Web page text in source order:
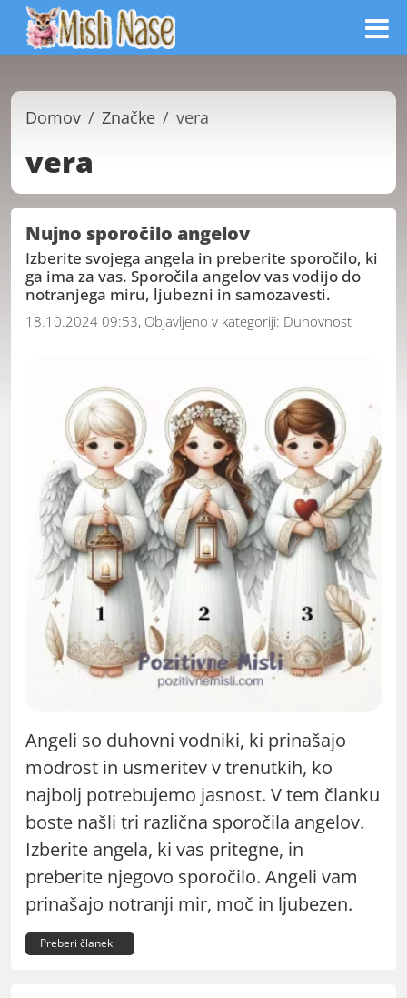
Domov Značke vera
vera
Nujno sporočilo angelov
Izberite svojega angela in preberite sporočilo, ki
ga ima za vas. Sporočila angelov vas vodijo do
notranjega miru, ljubezni in samozavesti.
18.10.2024 09:53, Objavljeno v kategoriji: Duhovnost
Angeli so duhovni vodniki, ki prinašajo
modrost in usmeritev v trenutkih, ko
najbolj potrebujemo jasnost. V tem članku
boste našli tri različna sporočila angelov.
Izberite angela, ki vas pritegne, in
preberite njegovo sporočilo. Angeli vam
prinašajo notranji mir, moč in ljubezen.
Preberi članek